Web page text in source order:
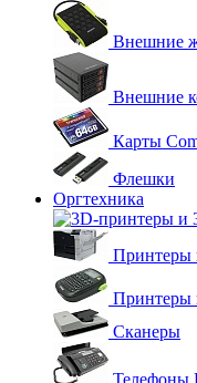
Внешние
Внешние
Карты
Флешки
Оргтехника
Принтеры
Сканеры
Телефоны